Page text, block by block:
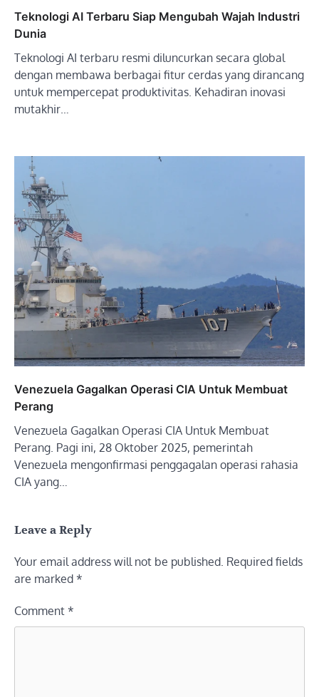
Teknologi AI Terbaru Siap Mengubah Wajah Industri
Dunia
Teknologi AI terbaru resmi diluncurkan secara global
dengan membawa berbagai fitur cerdas yang dirancang
untuk mempercepat produktivitas. Kehadiran inovasi
mutakhir…
Venezuela Gagalkan Operasi CIA Untuk Membuat
Perang
Venezuela Gagalkan Operasi CIA Untuk Membuat
Perang. Pagi ini, 28 Oktober 2025, pemerintah
Venezuela mengonfirmasi penggagalan operasi rahasia
CIA yang…
Leave a Reply
Your email address will not be published. Required fields
are marked *
Comment *